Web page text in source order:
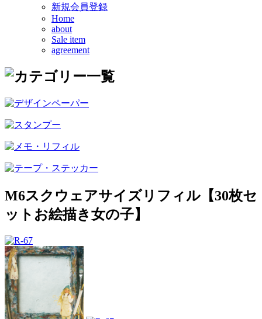
新規会員登録
Home
about
Sale item
agreement
M6スクウェアサイズリフィル【30枚セ
ットお絵描き女の子】